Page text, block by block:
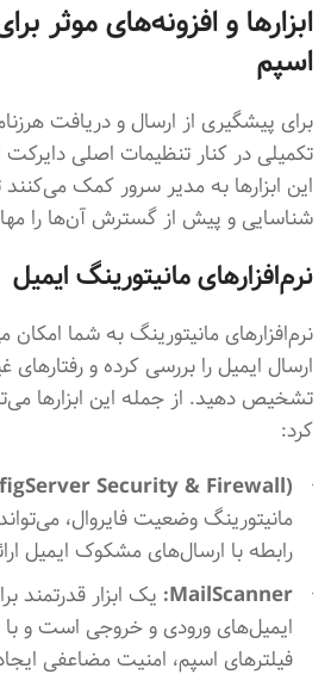
ابزارها و افزونه‌های موثر
اسپم
برای پیشگیری از ارسال و دریافت
تکمیلی در کنار تنظیمات اصلی
این ابزارها به مدیر سرور کمک می‌کنند
شناسایی و پیش از گسترش آن‌ها را
نرم‌افزارهای مانیتورینگ ایمیل
نرم‌افزارهای مانیتورینگ به شما امکان
ارسال ایمیل را بررسی کرده و
تشخیص دهید. از جمله این ابزارها
کرد:
Security & Firewall):
مانیتورینگ وضعیت فایروال،
رابطه با ارسال‌های مشکوک ایمیل
MailScanner: یک ابزار قدرتمند
ایمیل‌های ورودی و خروجی است و با
فیلترهای اسپم، امنیت مضاعفی